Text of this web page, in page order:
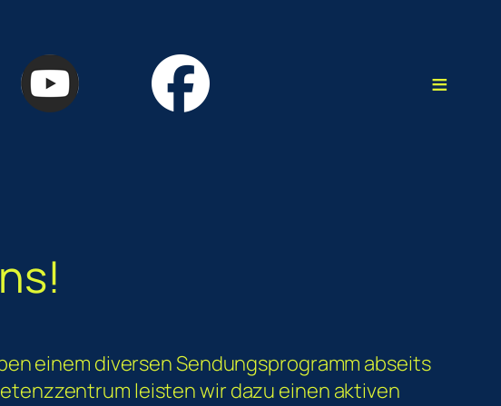
≡
einem diversen Sendungsprogramm abseits
leisten wir dazu einen aktiven